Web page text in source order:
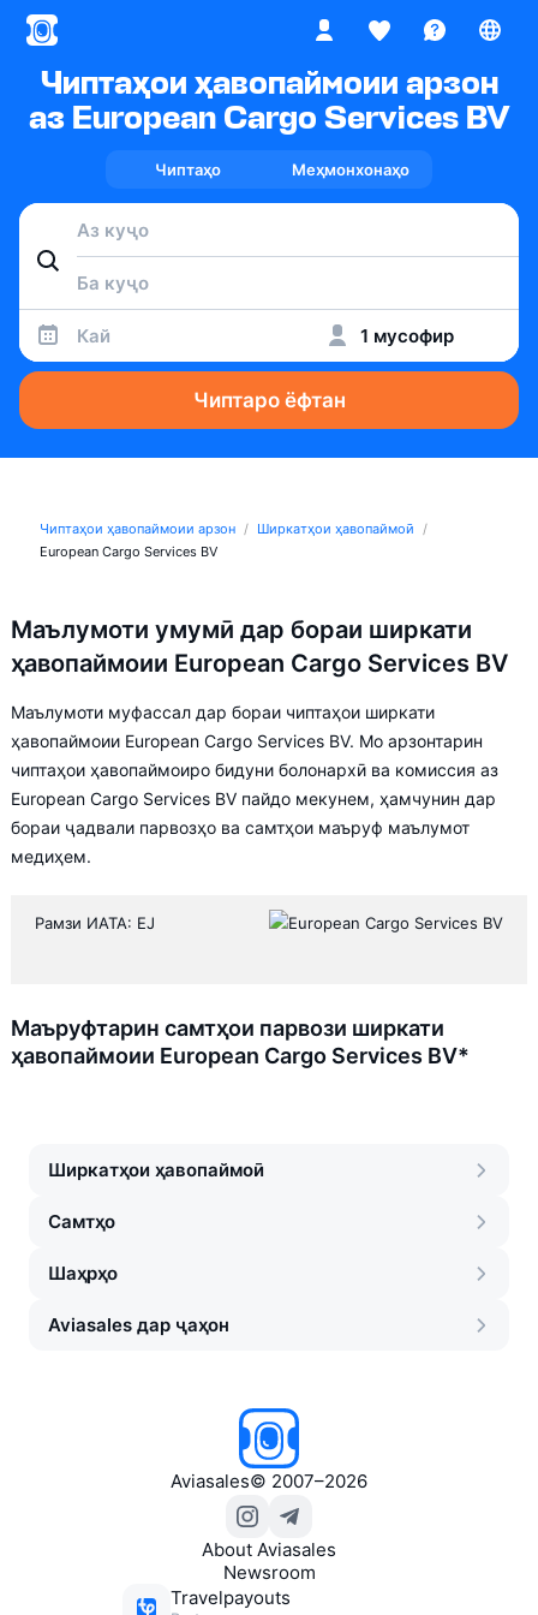
Чиптаҳои ҳавопаймоии арзон
аз European Cargo Services BV
Чиптаҳо Меҳмонхонаҳо
Кай 1 мусофир
Чиптаро ёфтан
Чиптаҳои ҳавопаймоии арзон
Ширкатҳои ҳавопаймоӣ
European Cargo Services BV
Маълумоти умумӣ дар бораи ширкати
ҳавопаймоии European Cargo Services BV
Маълумоти муфассал дар бораи чиптаҳои ширкати
ҳавопаймоии European Cargo Services BV. Мо арзонтарин
чиптаҳои ҳавопаймоиро бидуни болонархӣ ва комиссия аз
European Cargo Services BV пайдо мекунем, ҳамчунин дар
бораи ҷадвали парвозҳо ва самтҳои маъруф маълумот
медиҳем.
Рамзи ИАТА: EJ
Маъруфтарин самтҳои парвози ширкати
ҳавопаймоии European Cargo Services BV*
Ширкатҳои ҳавопаймоӣ
Самтҳо
Шаҳрҳо
Aviasales дар ҷаҳон
Aviasales© 2007–2026
About Aviasales
Newsroom
Travelpayouts